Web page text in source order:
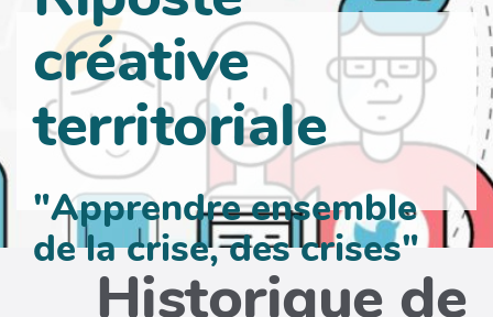
créative
territoriale
"Apprendre ensemble
de la crise, des crises"
Historique de